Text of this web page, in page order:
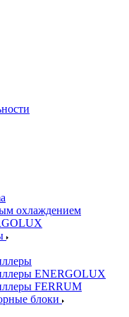
охлаждением
ENERGOLUX
FERRUM
блоки